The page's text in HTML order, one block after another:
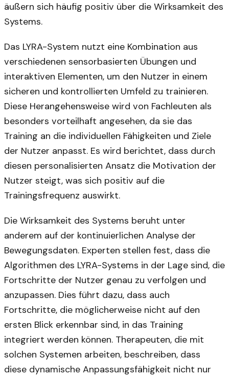
äußern sich häufig positiv über die Wirksamkeit des
Systems.
Das LYRA-System nutzt eine Kombination aus
verschiedenen sensorbasierten Übungen und
interaktiven Elementen, um den Nutzer in einem
sicheren und kontrollierten Umfeld zu trainieren.
Diese Herangehensweise wird von Fachleuten als
besonders vorteilhaft angesehen, da sie das
Training an die individuellen Fähigkeiten und Ziele
der Nutzer anpasst. Es wird berichtet, dass durch
diesen personalisierten Ansatz die Motivation der
Nutzer steigt, was sich positiv auf die
Trainingsfrequenz auswirkt.
Die Wirksamkeit des Systems beruht unter
anderem auf der kontinuierlichen Analyse der
Bewegungsdaten. Experten stellen fest, dass die
Algorithmen des LYRA-Systems in der Lage sind, die
Fortschritte der Nutzer genau zu verfolgen und
anzupassen. Dies führt dazu, dass auch
Fortschritte, die möglicherweise nicht auf den
ersten Blick erkennbar sind, in das Training
integriert werden können. Therapeuten, die mit
solchen Systemen arbeiten, beschreiben, dass
diese dynamische Anpassungsfähigkeit nicht nur